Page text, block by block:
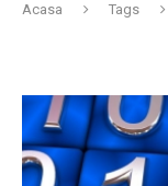
Acasa Tags